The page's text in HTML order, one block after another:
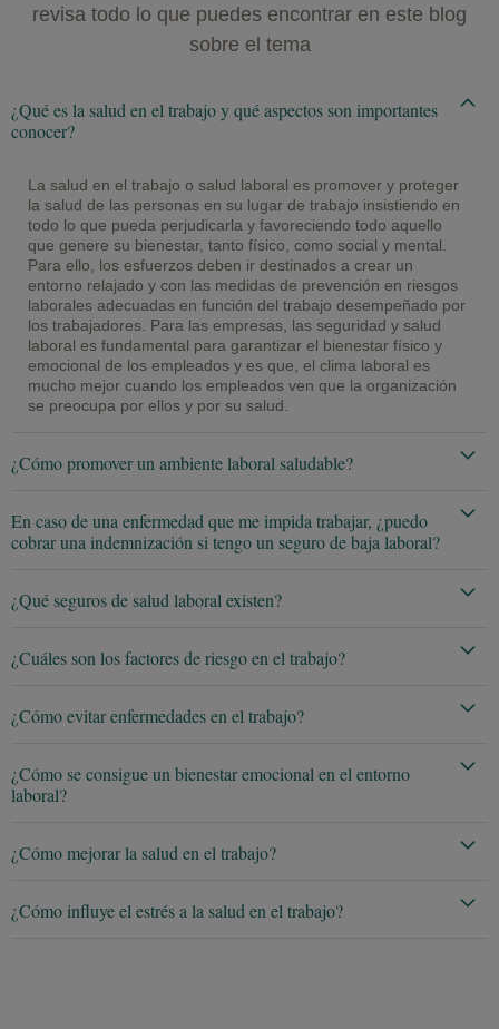
revisa todo lo que puedes encontrar en este blog
sobre el tema
¿Qué es la salud en el trabajo y qué aspectos son importantes
conocer?
La salud en el trabajo o salud laboral es promover y proteger
la salud de las personas en su lugar de trabajo insistiendo en
todo lo que pueda perjudicarla y favoreciendo todo aquello
que genere su bienestar, tanto físico, como social y mental.
Para ello, los esfuerzos deben ir destinados a crear un
entorno relajado y con las medidas de prevención en riesgos
laborales adecuadas en función del trabajo desempeñado por
los trabajadores. Para las empresas, las seguridad y salud
laboral es fundamental para garantizar el bienestar físico y
emocional de los empleados y es que, el clima laboral es
mucho mejor cuando los empleados ven que la organización
se preocupa por ellos y por su salud.
¿Cómo promover un ambiente laboral saludable?
En caso de una enfermedad que me impida trabajar, ¿puedo
cobrar una indemnización si tengo un seguro de baja laboral?
¿Qué seguros de salud laboral existen?
¿Cuáles son los factores de riesgo en el trabajo?
¿Cómo evitar enfermedades en el trabajo?
¿Cómo se consigue un bienestar emocional en el entorno
laboral?
¿Cómo mejorar la salud en el trabajo?
¿Cómo influye el estrés a la salud en el trabajo?